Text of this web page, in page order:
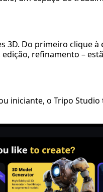
3D. Do primeiro clique
refinamento –
iniciante, o Tripo